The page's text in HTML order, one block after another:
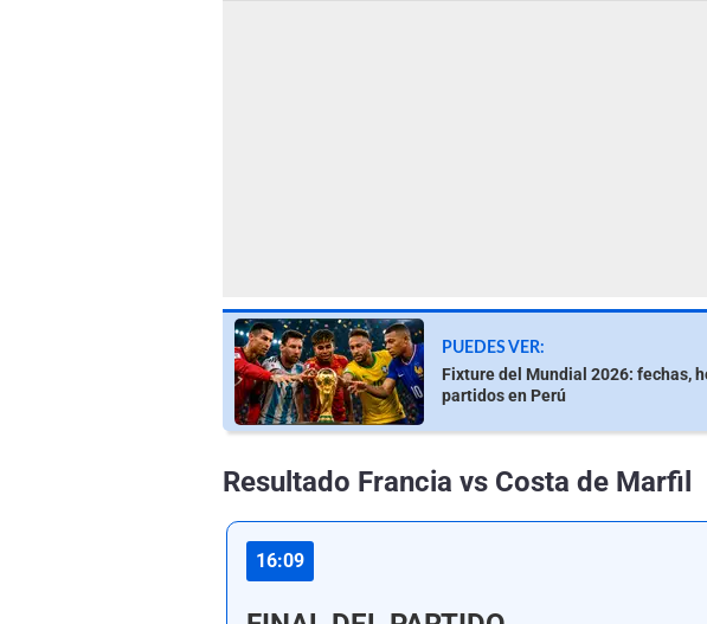
PUEDES VER:
Fixture del Mundial 2026: fechas,
partidos en Perú
Resultado Francia vs Costa de Marfil
16:09